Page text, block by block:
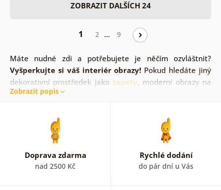
ZOBRAZIT DALŠÍCH 24
1 2 … 9
Máte nudné zdi a potřebujete je něčím ozvláštnit?
Vyšperkujte si váš interiér obrazy! Pokud hledáte jiný
dekorativní prostředek jako tapety, moderní obrazy na
zeď jsou jasnou volbou. V současnosti jsou opět
prostřednictvím obrazů.
Jsme si jisti, že vaše rodina a
přátelé ocení styl, který novým obrazem docílíte. Je jen
na vás z jakého důvodu se rozhodnete pořídit si obraz na
zeď. Ať už předěláváte vaši domácnost, startujete svůj
život novým bytem nebo jen jednoduše máte chuť oživit
Zobrazit popis
Doprava zdarma
nad 2500 Kč
Rychlé dodání
do pár dní u Vás